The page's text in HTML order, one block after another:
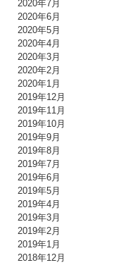
2020年7月
2020年6月
2020年5月
2020年4月
2020年3月
2020年2月
2020年1月
2019年12月
2019年11月
2019年10月
2019年9月
2019年8月
2019年7月
2019年6月
2019年5月
2019年4月
2019年3月
2019年2月
2019年1月
2018年12月